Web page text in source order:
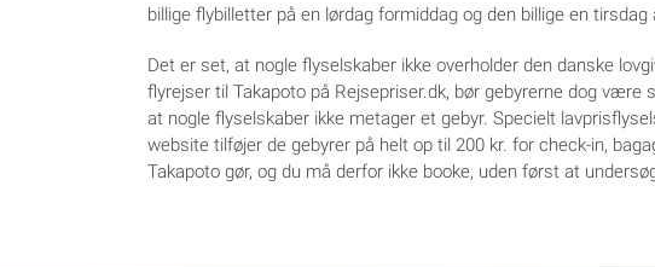
billige flybilletter på en lørdag formiddag og den billige en tirsdag
Det er set, at nogle flyselskaber ikke overholder den danske
flyrejser til Takapoto på Rejsepriser.dk, bør gebyrerne dog
at nogle flyselskaber ikke metager et gebyr. Specielt
website tilføjer de gebyrer på helt op til 200 kr. for check-in,
Takapoto gør, og du må derfor ikke booke, uden først at